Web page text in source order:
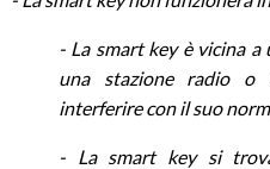
- La smart key è vicina
una stazione radio o
interferire con il suo
- La smart key si